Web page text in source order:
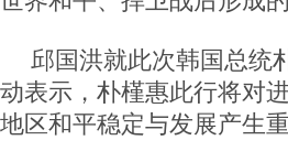
邱国洪就此次韩国总统
动表示，朴槿惠此行将对
地区和平稳定与发展产生重